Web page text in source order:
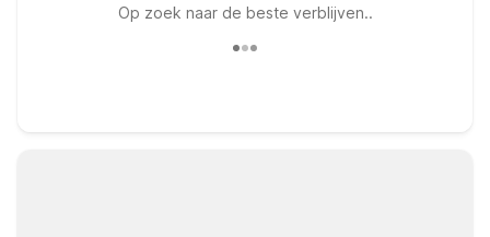
Op zoek naar de beste verblijven..